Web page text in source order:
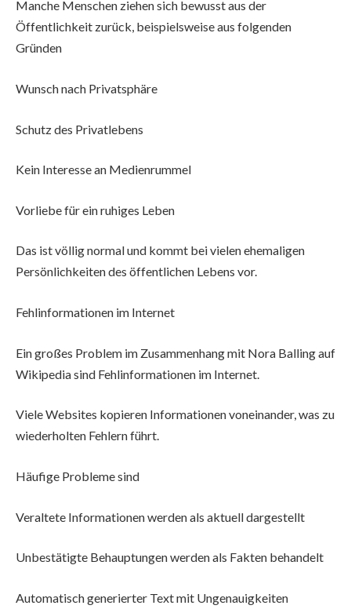
Manche Menschen ziehen sich bewusst aus der
Öffentlichkeit zurück, beispielsweise aus folgenden
Gründen
Wunsch nach Privatsphäre
Schutz des Privatlebens
Kein Interesse an Medienrummel
Vorliebe für ein ruhiges Leben
Das ist völlig normal und kommt bei vielen ehemaligen
Persönlichkeiten des öffentlichen Lebens vor.
Fehlinformationen im Internet
Ein großes Problem im Zusammenhang mit Nora Balling auf
Wikipedia sind Fehlinformationen im Internet.
Viele Websites kopieren Informationen voneinander, was zu
wiederholten Fehlern führt.
Häufige Probleme sind
Veraltete Informationen werden als aktuell dargestellt
Unbestätigte Behauptungen werden als Fakten behandelt
Automatisch generierter Text mit Ungenauigkeiten